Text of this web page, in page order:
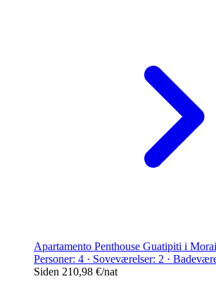
Apartamento Penthouse Guatipiti i
Personer: 4 · Soveværelser: 2 ·
Siden 210,98 €/nat